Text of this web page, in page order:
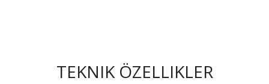
TEKNIK ÖZELLIKLER